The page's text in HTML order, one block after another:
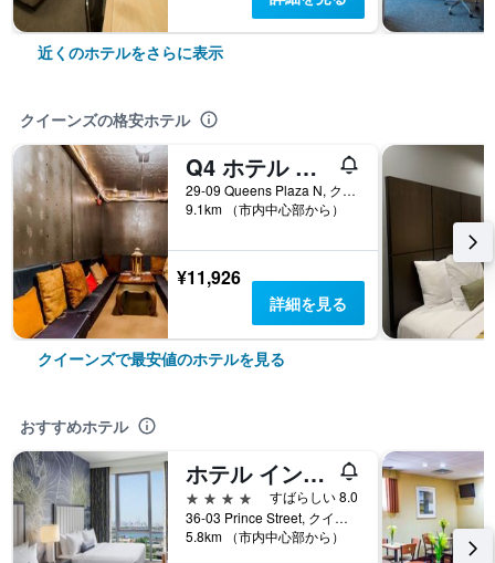
近くのホテルをさらに表示
クイーンズの格安ホテル
Q4 ホテル アンド ホステル
29-09 Queens Plaza N, クイーンズ, NY, アメリカ合衆国
9.1km （市内中心部から）
¥11,926
詳細を見る
クイーンズで最安値のホテルを見る
おすすめホテル
ホテル インディゴ フラッシング - ラガーディア by IHG
4つ星
すばらしい 8.0
36-03 Prince Street, クイーンズ, NY, アメリカ合衆国
5.8km （市内中心部から）